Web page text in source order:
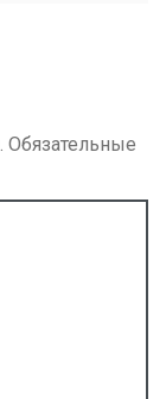
Обязательные